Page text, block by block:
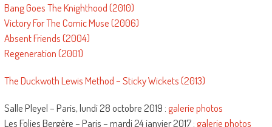
Bang Goes The Knighthood (2010)
Victory For The Comic Muse (2006)
Absent Friends (2004)
Regeneration (2001)
The Duckwoth Lewis Method – Sticky Wickets (2013)
Salle Pleyel – Paris, lundi 28 octobre 2019 :galerie photos
Les Folies Bergère – Paris – mardi 24 janvier 2017 :galerie photos